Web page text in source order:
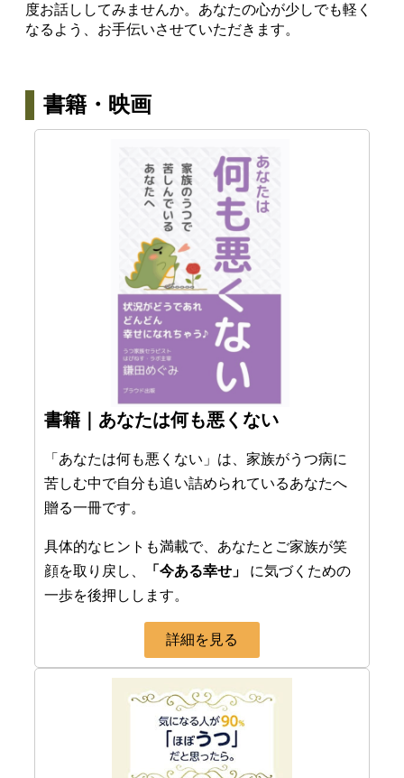
度お話ししてみませんか。あなたの心が少しでも軽く
なるよう、お手伝いさせていただきます。
書籍・映画
書籍｜あなたは何も悪くない
「あなたは何も悪くない」は、家族がうつ病に
苦しむ中で自分も追い詰められているあなたへ
贈る一冊です。
具体的なヒントも満載で、あなたとご家族が笑
顔を取り戻し、
「今ある幸せ」
に気づくための
一歩を後押しします。
詳細を見る